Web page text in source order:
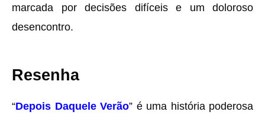
marcada por decisões difíceis e um doloroso
desencontro.
Resenha
“Depois Daquele Verão” é uma história poderosa